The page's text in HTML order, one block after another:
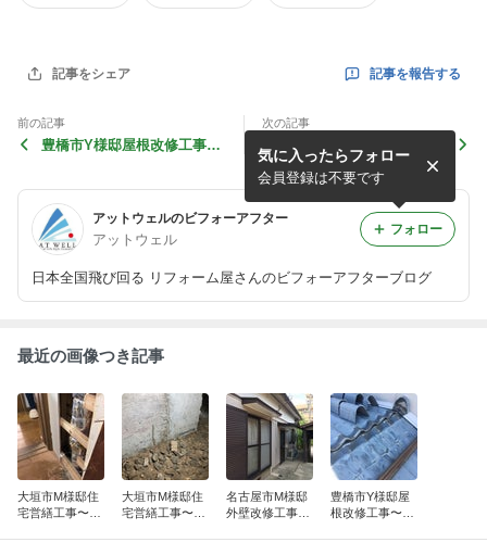
記事をシェア 記事を報告する
前の記事
豊橋市Y様邸屋根改修工事〜
次の記事
南知多町M様邸外壁改修工
事〜前編〜
アットウェルのビフォーアフター
アットウェル
日本全国飛び回る リフォーム屋さんのビフォーアフターブログ
気に入ったらフォロー
会員登録は不要です
フォロー
最近の画像つき記事
大垣市M様邸住
宅営繕工事〜後
大垣市M様邸住
宅営繕工事〜前
名古屋市M様邸
外壁改修工事〜
豊橋市Y様邸屋
根改修工事〜後